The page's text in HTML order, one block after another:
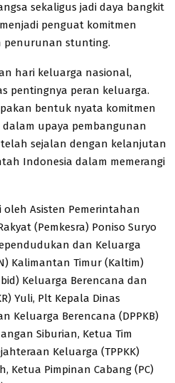
sekaligus jadi daya bangkit
penguat komitmen
penurunan stunting.
hari keluarga nasional,
pentingnya peran keluarga.
bentuk nyata komitmen
upaya pembangunan
sejalan dengan kelanjutan
Indonesia dalam memerangi
Asisten Pemerintahan
(Pemkesra) Poniso Suryo
dan Keluarga
Kalimantan Timur (Kaltim)
Keluarga Berencana dan
Yuli, Plt Kepala Dinas
Keluarga Berencana (DPPKB)
Siburian, Ketua Tim
Keluarga (TPPKK)
Ketua Pimpinan Cabang (PC)